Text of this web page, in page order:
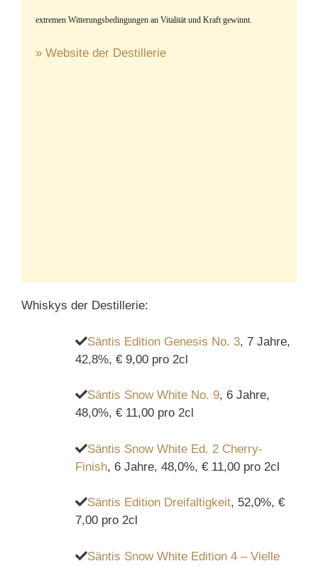
extremen Witterungsbedingungen an Vitalität und Kraft gewinnt.
» Website der Destillerie
Whiskys der Destillerie:
Säntis Edition Genesis No. 3, 7 Jahre,
42,8%, € 9,00 pro 2cl
Säntis Snow White No. 9, 6 Jahre,
48,0%, € 11,00 pro 2cl
Säntis Snow White Ed. 2 Cherry-
Finish, 6 Jahre, 48,0%, € 11,00 pro 2cl
Säntis Edition Dreifaltigkeit, 52,0%, €
7,00 pro 2cl
Säntis Snow White Edition 4 – Vielle